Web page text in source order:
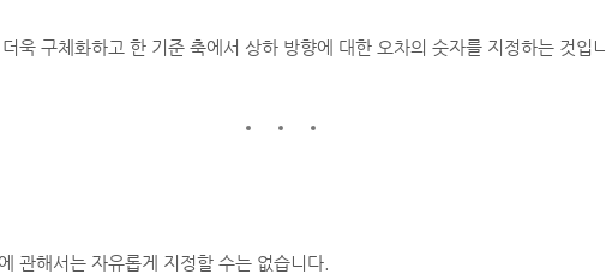
욱 구체화하고 한 기준 축에서 상하 방향에 대한 오차의 숫자를 지정하는 것입
관해서는 자유롭게 지정할 수는 없습니다.